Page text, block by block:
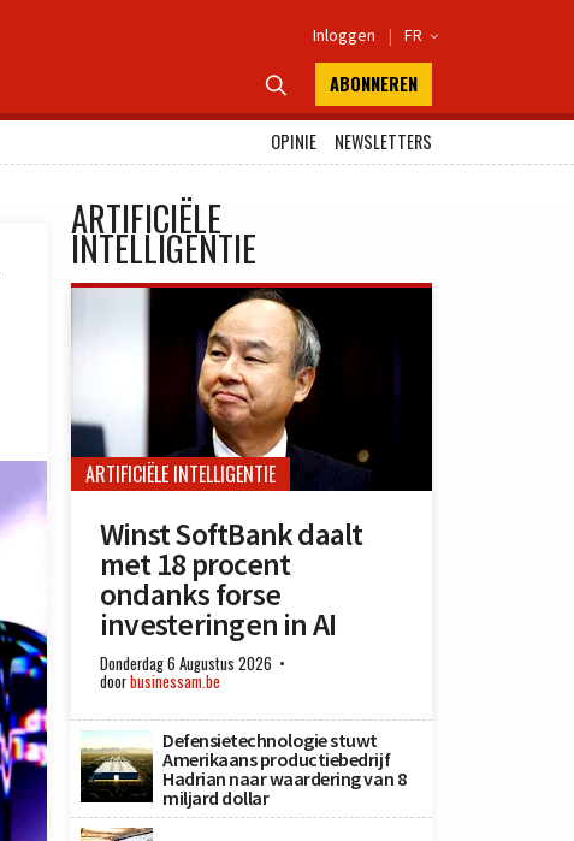
Inloggen | FR 
 ABONNEREN
OPINIE
NEWSLETTERS
ARTIFICIËLE
INTELLIGENTIE
ARTIFICIËLE INTELLIGENTIE
Winst SoftBank daalt
met 18 procent
ondanks forse
investeringen in AI
Donderdag 6 Augustus 2026
doorbusinessam.be
Defensietechnologie stuwt
Amerikaans productiebedrijf
Hadrian naar waardering van 8
miljard dollar